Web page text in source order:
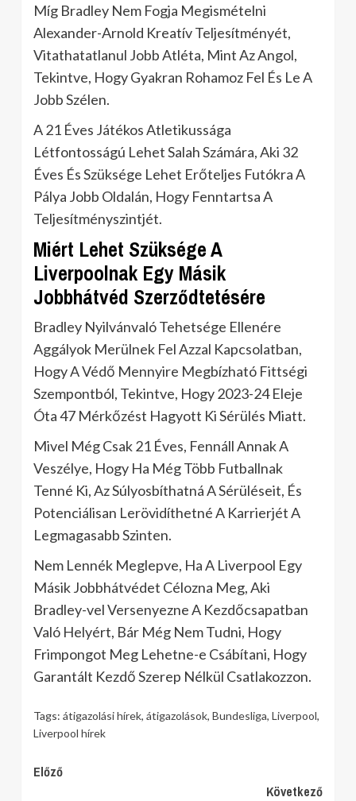
Míg Bradley Nem Fogja Megismételni
Alexander-Arnold Kreatív Teljesítményét,
Vitathatatlanul Jobb Atléta, Mint Az Angol,
Tekintve, Hogy Gyakran Rohamoz Fel És Le A
Jobb Szélen.
A 21 Éves Játékos Atletikussága
Létfontosságú Lehet Salah Számára, Aki 32
Éves És Szüksége Lehet Erőteljes Futókra A
Pálya Jobb Oldalán, Hogy Fenntartsa A
Teljesítményszintjét.
Miért Lehet Szüksége A
Liverpoolnak Egy Másik
Jobbhátvéd Szerződtetésére
Bradley Nyilvánvaló Tehetsége Ellenére
Aggályok Merülnek Fel Azzal Kapcsolatban,
Hogy A Védő Mennyire Megbízható Fittségi
Szempontból, Tekintve, Hogy 2023-24 Eleje
Óta 47 Mérkőzést Hagyott Ki Sérülés Miatt.
Mivel Még Csak 21 Éves, Fennáll Annak A
Veszélye, Hogy Ha Még Több Futballnak
Tenné Ki, Az Súlyosbíthatná A Sérüléseit, És
Potenciálisan Lerövidíthetné A Karrierjét A
Legmagasabb Szinten.
Nem Lennék Meglepve, Ha A Liverpool Egy
Másik Jobbhátvédet Célozna Meg, Aki
Bradley-vel Versenyezne A Kezdőcsapatban
Való Helyért, Bár Még Nem Tudni, Hogy
Frimpongot Meg Lehetne-e Csábítani, Hogy
Garantált Kezdő Szerep Nélkül Csatlakozzon.
Tags: átigazolási hírek, átigazolások, Bundesliga, Liverpool,
Liverpool hírek
Continue
Előző
Következő